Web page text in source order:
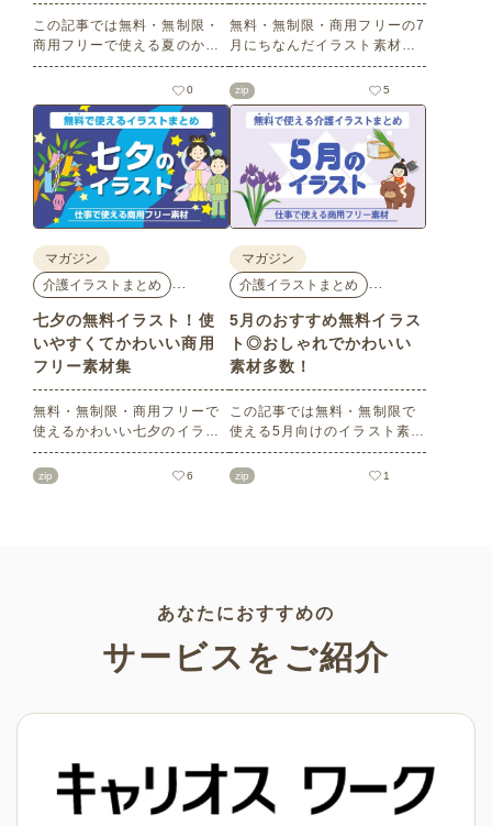
この記事では無料・無制限・
商用フリーで使える夏のかわ
いいイラスト素材を多数ご紹
介いたします。夏の花である
ひまわりや朝顔、夏祭り、花
火、七夕など夏ならではのか
わいいイラストをご用意！ポ
スターやパンフレットなどで
使いやすいテイストなので、
ぜひご活用ください。
0
無料・無制限・商用フリーの7
月にちなんだイラスト素材を
多数ご紹介します。どれも印
刷に適した解像度で、点数制
限なしで自由に使える素材ば
かり♪どなたでもご利用いただ
けます！ぜひご活用くださ
い。
zip 5
マガジン
介護イラストまとめ
七夕の無料イラスト！使
いやすくてかわいい商用
フリー素材集
無料・無制限・商用フリーで
使えるかわいい七夕のイラス
ト素材をご紹介します。短冊
の印刷用テンプレート、飾り
zip 6
マガジン
介護イラストまとめ
5月のおすすめ無料イラス
ト◎おしゃれでかわいい
素材多数！
この記事では無料・無制限で
使える5月向けのイラスト素材
を多数ご紹介します。商用フ
リーの可愛くておしゃれなイ
なシーンでご活用ください！
zip 1
あなたにおすすめの
サービスをご紹介